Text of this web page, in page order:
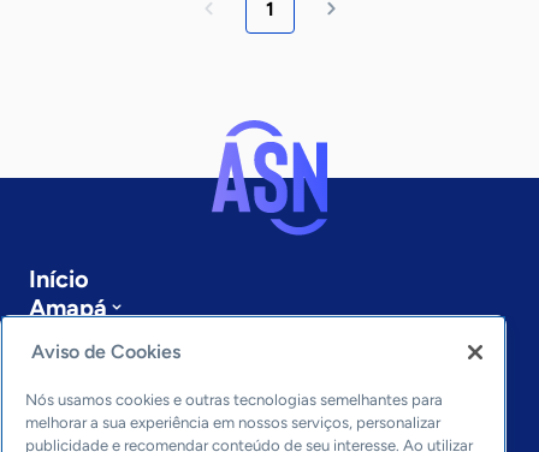
1
Início
Amapá
Últimas notícias
Entre em contato
Editorias
Aviso de Cookies
Nós usamos cookies e outras tecnologias semelhantes para
melhorar a sua experiência em nossos serviços, personalizar
publicidade e recomendar conteúdo de seu interesse. Ao utilizar